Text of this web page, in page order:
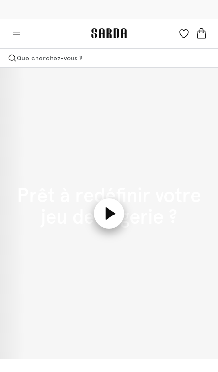
Que cherchez-vous ?
Prêt à redéfinir votre
jeu de lingerie ?